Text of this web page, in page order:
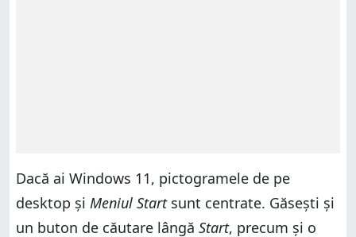
Dacă ai Windows 11, pictogramele de pe
desktop și Meniul Startsunt centrate. Găsești și
un buton de căutare lângă Start, precum și o